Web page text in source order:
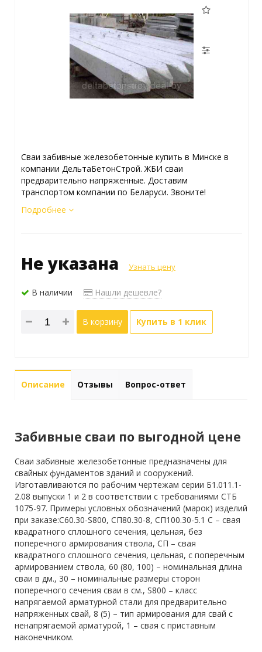
Сваи забивные железобетонные купить в Минске в
компании ДельтаБетонСтрой. ЖБИ сваи
предварительно напряженные. Доставим
транспортом компании по Беларуси. Звоните!
Подробнее
Не указана Узнать цену
В наличии Нашли дешевле?
В корзину Купить в 1 клик
Описание Отзывы Вопрос-ответ
Забивные сваи по выгодной цене
Сваи забивные железобетонные предназначены для
свайных фундаментов зданий и сооружений.
Изготавливаются по рабочим чертежам серии Б1.011.1-
2.08 выпуски 1 и 2 в соответствии с требованиями СТБ
1075-97. Примеры условных обозначений (марок) изделий
при заказе:С60.30-S800, СП80.30-8, СП100.30-5.1 С – свая
квадратного сплошного сечения, цельная, без
поперечного армирования ствола, СП – свая
квадратного сплошного сечения, цельная, с поперечным
армированием ствола, 60 (80, 100) – номинальная длина
сваи в дм., 30 – номинальные размеры сторон
поперечного сечения сваи в см., S800 – класс
напрягаемой арматурной стали для предварительно
напряженных свай, 8 (5) – тип армирования для свай с
ненапрягаемой арматурой, 1 – свая с приставным
наконечником.